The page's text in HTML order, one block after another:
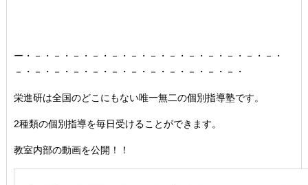
ー・－・－・－・－・－・－・－・－・－・－・－・－・－・
－・－・－・－・－・－・－・－・－・－・－・－・
栄進研は全国のどこにもない唯一無二の個別指導塾です。
2種類の個別指導を毎日受けることができます。
教室内部の動画を公開！！